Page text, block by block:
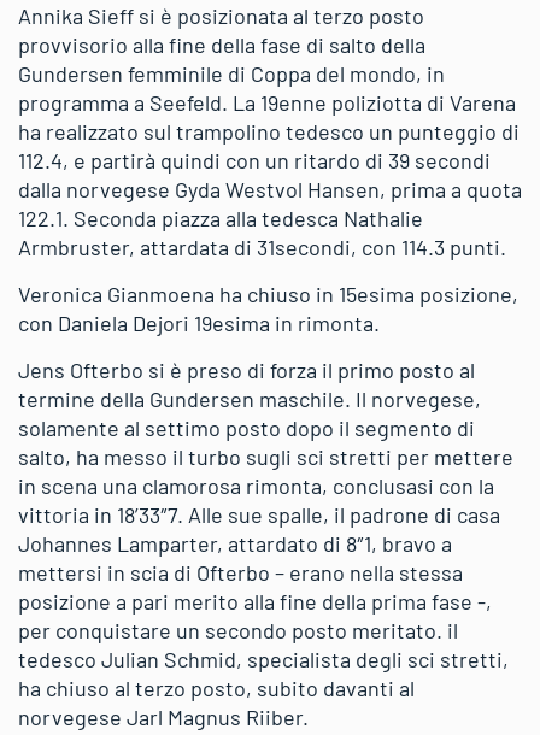
Annika Sieff si è posizionata al terzo posto
provvisorio alla fine della fase di salto della
Gundersen femminile di Coppa del mondo, in
programma a Seefeld. La 19enne poliziotta di Varena
ha realizzato sul trampolino tedesco un punteggio di
112.4, e partirà quindi con un ritardo di 39 secondi
dalla norvegese Gyda Westvol Hansen, prima a quota
122.1. Seconda piazza alla tedesca Nathalie
Armbruster, attardata di 31secondi, con 114.3 punti.
Veronica Gianmoena ha chiuso in 15esima posizione,
con Daniela Dejori 19esima in rimonta.
Jens Ofterbo si è preso di forza il primo posto al
termine della Gundersen maschile. Il norvegese,
solamente al settimo posto dopo il segmento di
salto, ha messo il turbo sugli sci stretti per mettere
in scena una clamorosa rimonta, conclusasi con la
vittoria in 18’33″7. Alle sue spalle, il padrone di casa
Johannes Lamparter, attardato di 8″1, bravo a
mettersi in scia di Ofterbo – erano nella stessa
posizione a pari merito alla fine della prima fase -,
per conquistare un secondo posto meritato. il
tedesco Julian Schmid, specialista degli sci stretti,
ha chiuso al terzo posto, subito davanti al
norvegese Jarl Magnus Riiber.